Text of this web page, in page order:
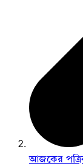
আজকের